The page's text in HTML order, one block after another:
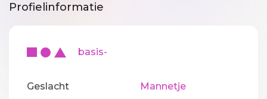
Profielinformatie
basis-
Geslacht
Mannetje